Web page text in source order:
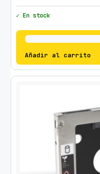
✓ En stock
Añadir al carrito